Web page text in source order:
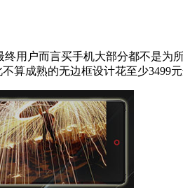
户而言买手机大部分都不是为
成熟的无边框设计花至少3499元